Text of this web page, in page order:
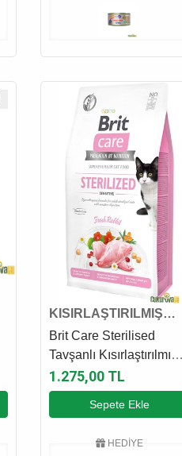
KISIRLAŞTIRILMIŞ
KEDİ MAMASI
Brit Care Sterilised
Tavşanlı Kısırlaştırılmış
Kedi Maması 2 Kg
1.275,00 TL
Sepete Ekle
HEDİYE